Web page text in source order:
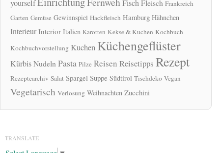
yourself
FischFleisch Frankreich
Garten Gemüse Gewinnspiel Hackfleisch Hamburg Hähnchen
Interieur Interior Italien Karotten Kekse & Kuchen Kochbuch
Kochbuchvorstellung Kuchen Küchengeflüster
KürbisNudeln Pasta Pilze Reisen Reisetipps Rezept
Rezeptearchiv Salat Spargel Suppe Südtirol Tischdeko Vegan
Vegetarisch Verlosung Weihnachten Zucchini
TRANSLATE